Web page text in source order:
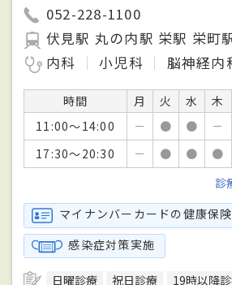
052-228-1100
伏見駅 丸の内駅 栄駅 栄町
内科
小児科 脳神経内
時間 月 火 水 木
11:00～14:00
－ ● ● －
17:30～20:30
－ ● ● ●
診
マイナンバーカードの健康保
感染症対策実施
日曜診療 祝日診療 19時以降